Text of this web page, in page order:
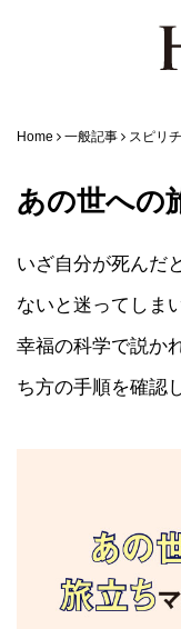
Home 一般記事 スピリ
あの世への
いざ自分が死んだ
ないと迷ってしま
幸福の科学で説か
ち方の手順を確認